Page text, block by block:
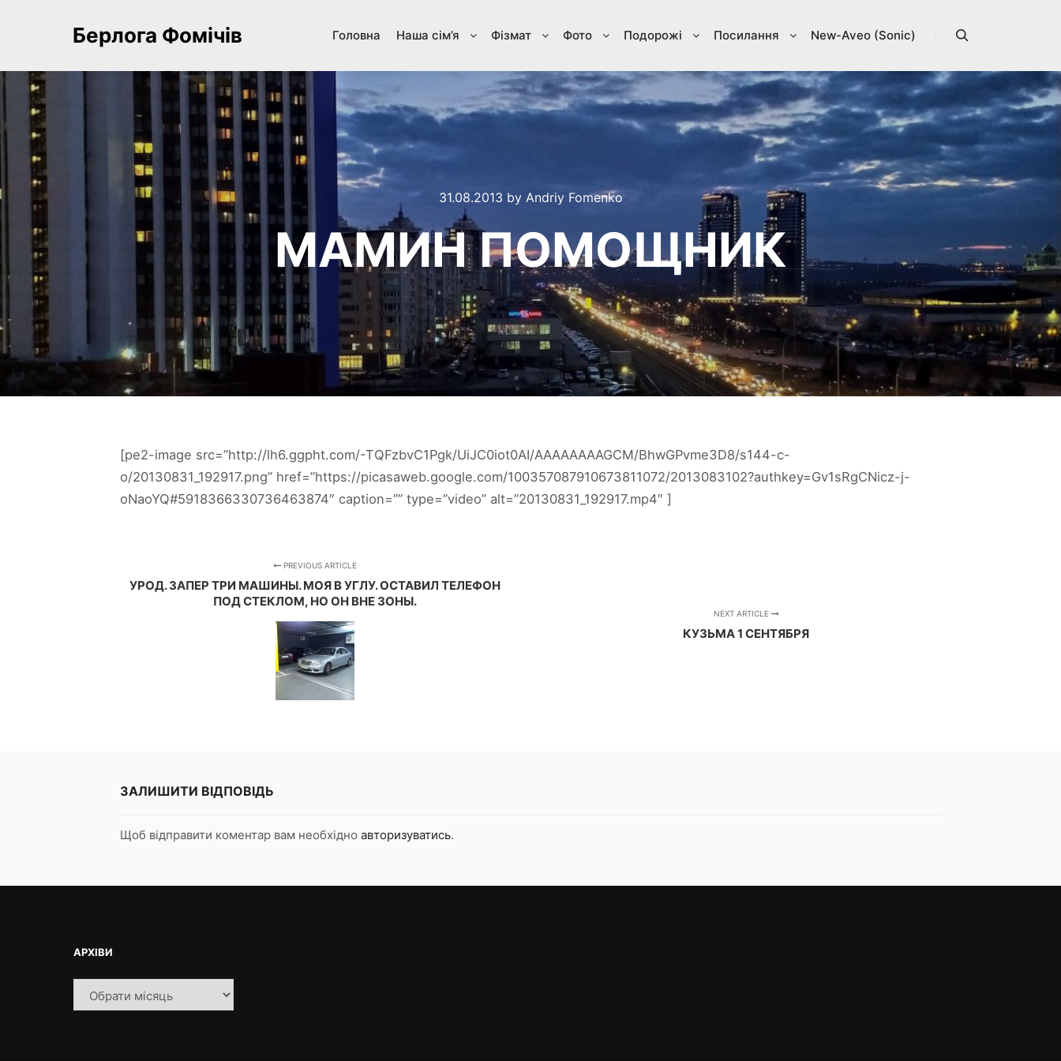
Берлога Фомічів Головна Наша сім’я Фізмат Фото Подорожі Посилання New-Aveo (Sonic)
31.08.2013 by Andriy Fomenko
МАМИН ПОМОЩНИК
[pe2-image src=”http://lh6.ggpht.com/-TQFzbvC1Pgk/UiJC0iot0AI/AAAAAAAAGCM/BhwGPvme3D8/s144-c-
o/20130831_192917.png” href=”https://picasaweb.google.com/100357087910673811072/2013083102?authkey=Gv1sRgCNicz-j-
oNaoYQ#5918366330736463874″ caption=”” type=”video” alt=”20130831_192917.mp4″ ]
PREVIOUS ARTICLE
УРОД. ЗАПЕР ТРИ МАШИНЫ. МОЯ В УГЛУ. ОСТАВИЛ ТЕЛЕФОН
ПОД СТЕКЛОМ, НО ОН ВНЕ ЗОНЫ.
NEXT ARTICLE
КУЗЬМА 1 СЕНТЯБРЯ
ЗАЛИШИТИ ВІДПОВІДЬ
Щоб відправити коментар вам необхідно авторизуватись.
АРХІВИ
Архіви